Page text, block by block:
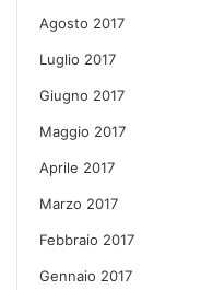
Agosto 2017
Luglio 2017
Giugno 2017
Maggio 2017
Aprile 2017
Marzo 2017
Febbraio 2017
Gennaio 2017